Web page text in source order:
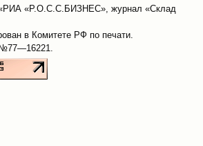
«Р.О.С.С.БИЗНЕС», журнал «Склад
в Комитете РФ по печати.